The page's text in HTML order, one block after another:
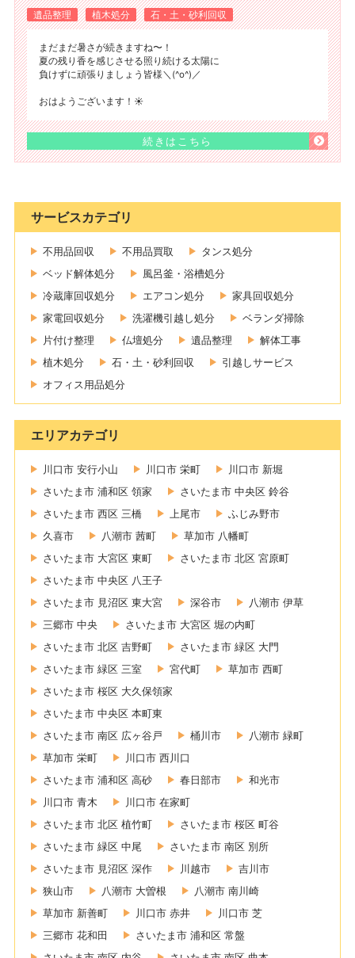
遺品整理
植木処分 石・土・砂利回収
まだまだ暑さが続きますね〜！
夏の残り香を感じさせる照り続ける太陽に
負けずに頑張りましょう皆様＼(^o^)／
おはようございます！☀️
続きはこちら
サービスカテゴリ
不用品回収 不用品買取
タンス処分
ベッド解体処分
風呂釜・浴槽処分
冷蔵庫回収処分
エアコン処分
家具回収処分
家電回収処分
洗濯機引越し処分
ベランダ掃除
片付け整理
仏壇処分 遺品整理
解体工事
植木処分
石・土・砂利回収
引越しサービス
オフィス用品処分
エリアカテゴリ
川口市 安行小山 川口市 栄町
川口市 新堀
さいたま市 浦和区 領家
さいたま市 中央区 鈴谷
さいたま市 西区 三橋
上尾市
ふじみ野市
久喜市
八潮市 茜町
草加市 八幡町
さいたま市 大宮区 東町
さいたま市 北区 宮原町
さいたま市 中央区 八王子
さいたま市 見沼区 東大宮
深谷市
八潮市 伊草
三郷市 中央
さいたま市 大宮区 堀の内町
さいたま市 北区 吉野町
さいたま市 緑区 大門
さいたま市 緑区 三室
宮代町
草加市 西町
さいたま市 桜区 大久保領家
さいたま市 中央区 本町東
さいたま市 南区 広ヶ谷戸
桶川市
八潮市 緑町
草加市 栄町
川口市 西川口
さいたま市 浦和区 高砂
春日部市
和光市
川口市 青木
川口市 在家町
さいたま市 北区 植竹町
さいたま市 桜区 町谷
さいたま市 緑区 中尾
さいたま市 南区 別所
さいたま市 見沼区 深作
川越市
吉川市
狭山市
八潮市 大曽根
八潮市 南川崎
草加市 新善町
川口市 赤井
川口市 芝
三郷市 花和田
さいたま市 浦和区 常盤